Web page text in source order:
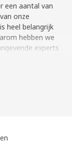
een aantal van
onze
heel belangrijk
hebben we
experts
dus een lijm
en uitdagend